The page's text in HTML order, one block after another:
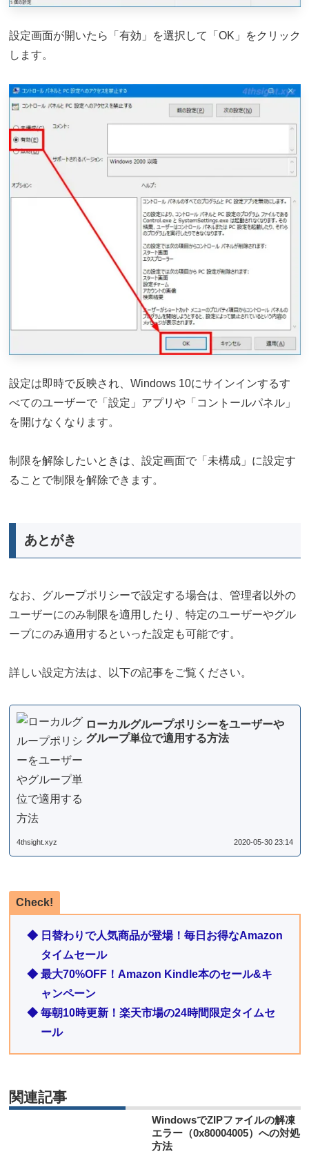
設定画面が開いたら「有効」を選択して「OK」をクリック
します。
設定は即時で反映され、Windows 10にサインインするす
べてのユーザーで「設定」アプリや「コントールパネル」
を開けなくなります。
制限を解除したいときは、設定画面で「未構成」に設定す
ることで制限を解除できます。
あとがき
なお、グループポリシーで設定する場合は、管理者以外の
ユーザーにのみ制限を適用したり、特定のユーザーやグル
ープにのみ適用するといった設定も可能です。
詳しい設定方法は、以下の記事をご覧ください。
ローカルグループポリシーをユーザーや
グループ単位で適用する方法
4thsight.xyz 2020-05-30 23:14
Check!
◆ 日替わりで人気商品が登場！毎日お得なAmazon
タイムセール
◆ 最大70%OFF！Amazon Kindle本のセール&キ
ャンペーン
◆ 毎朝10時更新！楽天市場の24時間限定タイムセ
ール
関連記事
WindowsでZIPファイルの解凍
エラー（0x80004005）への対処
方法